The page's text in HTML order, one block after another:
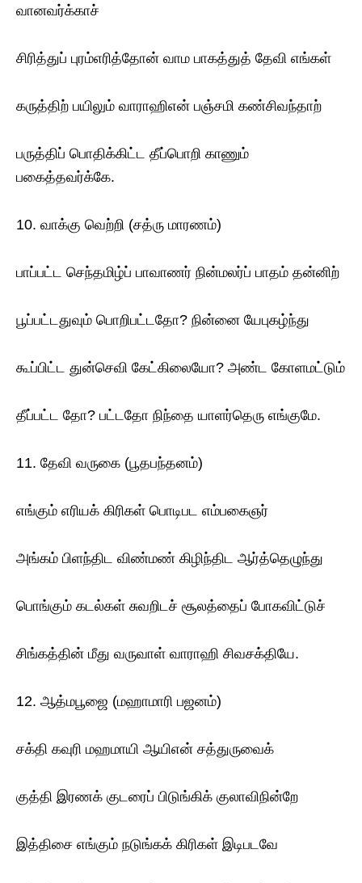
வானவர்க்காச்
சிரித்துப் புரம்எரித்தோன் வாம பாகத்துத் தேவி எங்கள்
கருத்திற் பயிலும் வாராஹிஎன் பஞ்சமி கண்சிவந்தாற்
பருத்திப் பொதிக்கிட்ட தீப்பொறி காணும்
பகைத்தவர்க்கே.
10. வாக்கு வெற்றி (சத்ரு மாரணம்)
பாப்பட்ட செந்தமிழ்ப் பாவாணர் நின்மலர்ப் பாதம் தன்னிற்
பூப்பட்டதுவும் பொறிபட்டதோ? நின்னை யேபுகழ்ந்து
கூப்பிட்ட துன்செவி கேட்கிலையோ? அண்ட கோளமட்டும்
தீப்பட்ட தோ? பட்டதோ நிந்தை யாளர்தெரு எங்குமே.
11. தேவி வருகை (பூதபந்தனம்)
எங்கும் எரியக் கிரிகள் பொடிபட எம்பகைஞர்
அங்கம் பிளந்திட விண்மண் கிழிந்திட ஆர்த்தெழுந்து
பொங்கும் கடல்கள் சுவறிடச் சூலத்தைப் போகவிட்டுச்
சிங்கத்தின் மீது வருவாள் வாராஹி சிவசக்தியே.
12. ஆத்மபூஜை (மஹாமாரி பஜனம்)
சக்தி கவுரி மஹமாயி ஆயிஎன் சத்துருவைக்
குத்தி இரணக் குடரைப் பிடுங்கிக் குலாவிநின்றே
இத்திசை எங்கும் நடுங்கக் கிரிகள் இடிபடவே